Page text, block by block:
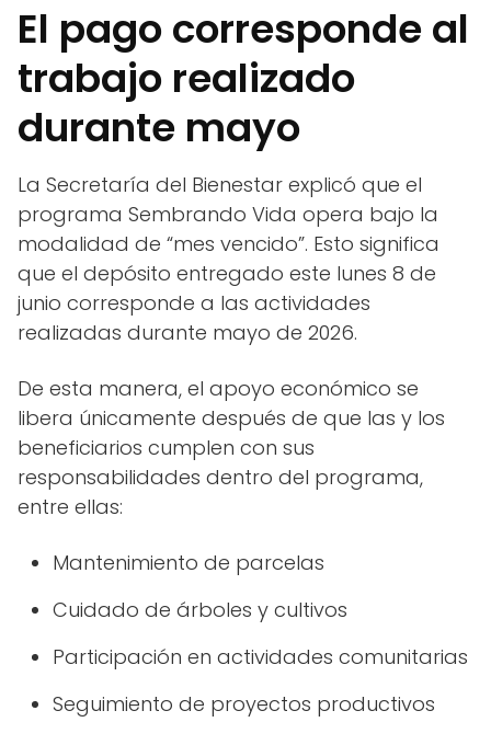
El pago corresponde al
trabajo realizado
durante mayo
La Secretaría del Bienestar explicó que el
programa Sembrando Vida opera bajo la
modalidad de “mes vencido”. Esto significa
que el depósito entregado este lunes 8 de
junio corresponde a las actividades
realizadas durante mayo de 2026.
De esta manera, el apoyo económico se
libera únicamente después de que las y los
beneficiarios cumplen con sus
responsabilidades dentro del programa,
entre ellas:
Mantenimiento de parcelas
Cuidado de árboles y cultivos
Participación en actividades comunitarias
Seguimiento de proyectos productivos